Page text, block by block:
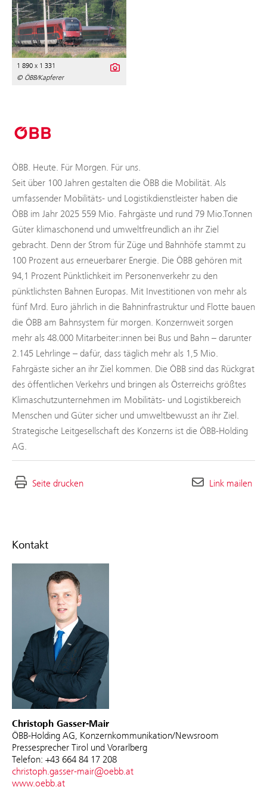
Kontakt
Christoph Gasser-Mair
ÖBB-Holding AG, Konzernkommunikation/Newsroom
Pressesprecher Tirol und Vorarlberg
Telefon: +43 664 84 17 208
christoph.gasser-mair@oebb.at
www.oebb.at
1 890 x 1 331
© ÖBB/Kapferer
ÖBB. Heute. Für Morgen. Für uns.
Seit über 100 Jahren gestalten die ÖBB die Mobilität. Als
umfassender Mobilitäts- und Logistikdienstleister haben die
ÖBB im Jahr 2025 559 Mio. Fahrgäste und rund 79 Mio.Tonnen
Güter klimaschonend und umweltfreundlich an ihr Ziel
gebracht. Denn der Strom für Züge und Bahnhöfe stammt zu
100 Prozent aus erneuerbarer Energie. Die ÖBB gehören mit
94,1 Prozent Pünktlichkeit im Personenverkehr zu den
pünktlichsten Bahnen Europas. Mit Investitionen von mehr als
fünf Mrd. Euro jährlich in die Bahninfrastruktur und Flotte bauen
die ÖBB am Bahnsystem für morgen. Konzernweit sorgen
mehr als 48.000 Mitarbeiter:innen bei Bus und Bahn – darunter
2.145 Lehrlinge – dafür, dass täglich mehr als 1,5 Mio.
Fahrgäste sicher an ihr Ziel kommen. Die ÖBB sind das Rückgrat
des öffentlichen Verkehrs und bringen als Österreichs größtes
Klimaschutzunternehmen im Mobilitäts- und Logistikbereich
Menschen und Güter sicher und umweltbewusst an ihr Ziel.
Strategische Leitgesellschaft des Konzerns ist die ÖBB-Holding
AG.
Seite drucken Link mailen